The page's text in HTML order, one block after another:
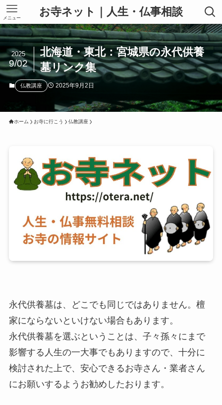
お寺ネット｜人生・仏事相談
メニュー
北海道・東北：宮城県の永代供養
墓リンク集
2025
9/02
仏教講座 2025年9月2日
ホーム お寺に行こう 仏教講座
永代供養墓は、どこでも同じではありません。檀
家にならないといけない場合もあります。
永代供養墓を選ぶということは、子々孫々にまで
影響する人生の一大事でもありますので、十分に
検討された上で、安心できるお寺さん・業者さん
にお願いするようお勧めしたおります。